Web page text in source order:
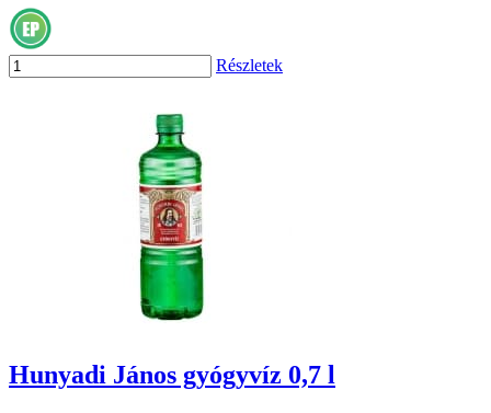
Részletek
Hunyadi János gyógyvíz 0,7 l